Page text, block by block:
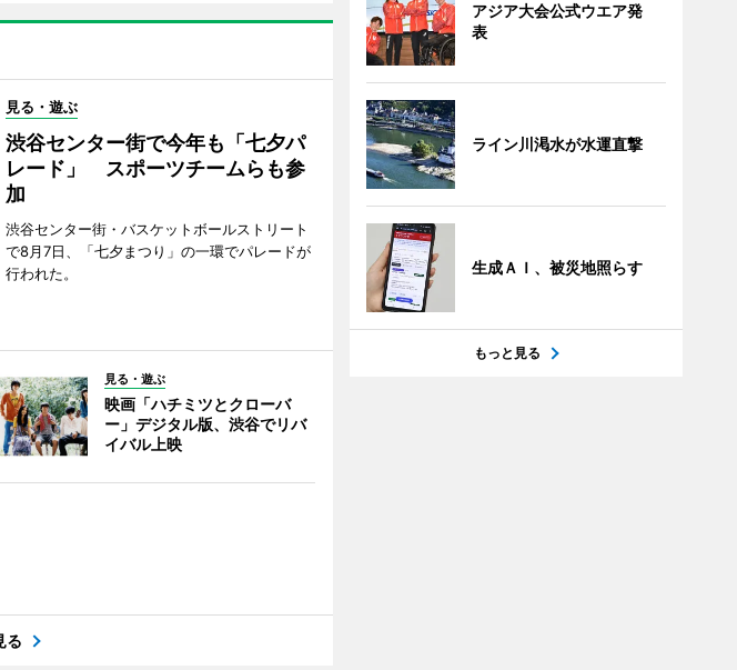
見る・遊ぶ
渋谷センター街で今年も「七夕パ
レード」 スポーツチームらも参
加
渋谷センター街・バスケットボールストリート
で8月7日、「七夕まつり」の一環でパレードが
行われた。
見る・遊ぶ
映画「ハチミツとクローバ
ー」デジタル版、渋谷でリバ
イバル上映
る
アジア大会公式ウエア発
表
ライン川渇水が水運直撃
生成ＡＩ、被災地照らす
もっと見る